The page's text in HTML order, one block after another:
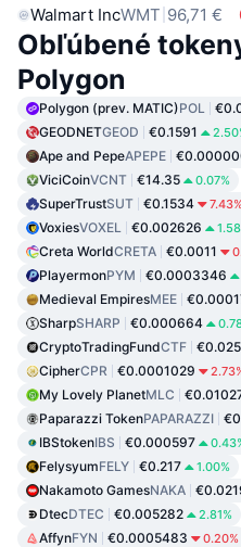
Walmart IncWMT 96,71 €
Obľúbené
Polygon
Polygon (prev. MATIC)POL
GEODNETGEOD €0.1591
Ape and PepeAPEPE
ViciCoinVCNT €14.35 0.07%
SuperTrustSUT €0.1534
VoxiesVOXEL €0.002626
Creta WorldCRETA €0.0011
PlayermonPYM €0.0003346
Medieval EmpiresMEE
SharpSHARP €0.000664
CryptoTradingFundCTF
CipherCPR €0.0001029
My Lovely PlanetMLC
Paparazzi TokenPAPARAZZI
IBStokenIBS €0.000597
FelysyumFELY €0.217 1.00%
Nakamoto GamesNAKA
DtecDTEC €0.005282 2.81%
AffynFYN €0.0005483 0.20%